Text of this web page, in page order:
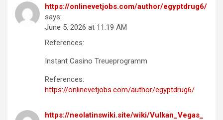
https://onlinevetjobs.com/author/egyptdrug6/
says:
June 5, 2026 at 11:19 AM
References:
Instant Casino Treueprogramm
References:
https://onlinevetjobs.com/author/egyptdrug6/
https://neolatinswiki.site/wiki/Vulkan_Vegas_